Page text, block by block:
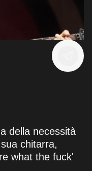
della necessità
chitarra,
what the fuck'